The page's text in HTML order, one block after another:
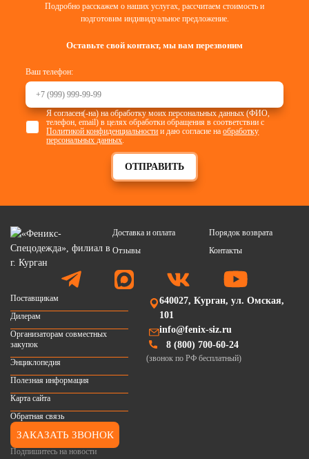
Подробно расскажем о наших услугах, рассчитаем стоимость и
подготовим индивидуальное предложение.
Оставьте свой контакт, мы вам перезвоним
Ваш телефон:
ОТПРАВИТЬ
Я согласен(-на) на обработку моих персональных данных (ФИО,
телефон, email) в целях обработки обращения в соответствии с
Политикой конфиденциальности и даю согласие наобработку
персональных данных
Доставка и оплата
Порядок возврата
Отзывы
Контакты
Подпишитесь на новости
Поставщикам
Дилерам
Организаторам совместных
закупок
Энциклопедия
Полезная информация
Карта сайта
Обратная связь
640027, Курган, ул. Омская,
101
info@fenix-siz.ru
8 (800) 700-60-24
(звонок по РФ бесплатный)
ЗАКАЗАТЬ ЗВОНОК